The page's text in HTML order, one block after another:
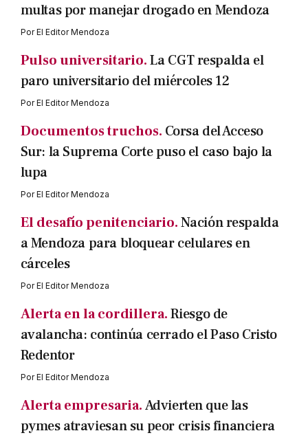
multas por manejar drogado en Mendoza
PorEl Editor Mendoza
Pulso universitario.La CGT respalda el
paro universitario del miércoles 12
PorEl Editor Mendoza
Documentos truchos. Corsa del Acceso
Sur: la Suprema Corte puso el caso bajo la
lupa
PorEl Editor Mendoza
El desafío penitenciario.Nación respalda
a Mendoza para bloquear celulares en
cárceles
PorEl Editor Mendoza
Alerta en la cordillera.Riesgo de
avalancha: continúa cerrado el Paso Cristo
Redentor
PorEl Editor Mendoza
Alerta empresaria.Advierten que las
pymes atraviesan su peor crisis financiera